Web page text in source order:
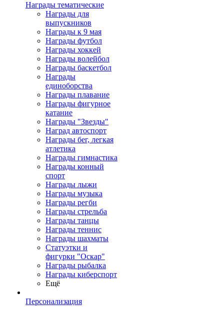
Награды тематические
Награды для
выпускников
Награды к 9 мая
Награды футбол
Награды хоккей
Награды волейбол
Награды баскетбол
Награды
единоборства
Награды плавание
Награды фигурное
катание
Награды "Звезды"
Наград автоспорт
Награды бег, легкая
атлетика
Награды гимнастика
Награды конный
спорт
Награды лыжи
Награды музыка
Награды регби
Награды стрельба
Награды танцы
Награды теннис
Награды шахматы
Статуэтки и
фигурки "Оскар"
Награды рыбалка
Награды киберспорт
Ещё
Персонализация